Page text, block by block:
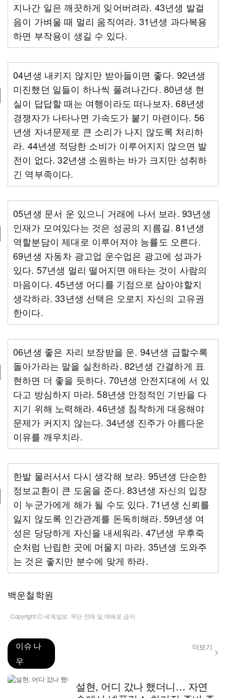
지나간 일은 깨끗하게 잊어버려라. 43년생 발걸
음이 가벼울 때 멀리 움직여라. 31년생 과다복용
하면 부작용이 생길 수 있다.
04년생 내키지 않지만 받아들이면 좋다. 92년생
미진했던 일들이 하나씩 풀려나간다. 80년생 현
실이 답답할 때는 여행이라도 떠나보자. 68년생
경쟁자가 나타나면 가속도가 붙기 마련이다. 56
년생 자녀문제로 큰 소리가 나지 않도록 처리하
라. 44년생 적당한 소비가 이루어지지 않으면 발
전이 없다. 32년생 소원하는 바가 크지만 성취하
긴 역부족이다.
05년생 문서 운 있으니 거래에 나서 보라. 93년생
인재가 모여있다는 것은 성공의 지름길. 81년생
역할분담이 제대로 이루어져야 능률도 오른다.
69년생 자동차 광고업 운수업은 광고에 성과가
있다. 57년생 멀리 떨어지면 애타는 것이 사람의
마음이다. 45년생 어디를 기점으로 삼아야할지
생각하라. 33년생 선택은 오로지 자신의 고유권
한이다.
06년생 좋은 자리 보장받을 운. 94년생 급할수록
돌아가라는 말을 실천하라. 82년생 간결하게 표
현하면 더 좋을 듯하다. 70년생 안전지대에 서 있
다고 방심하지 마라. 58년생 안정적인 기반을 다
지기 위해 노력해라. 46년생 침착하게 대응해야
문제가 커지지 않는다. 34년생 진주가 아름다운
이유를 깨우치라.
한발 물러서서 다시 생각해 보라. 95년생 단순한
정보교환이 큰 도움을 준다. 83년생 자신의 입장
이 누군가에게 해가 될 수도 있다. 71년생 신뢰를
잃지 않도록 인간관계를 돈독히해라. 59년생 여
성은 당당하게 자신을 내세워라. 47년생 우후죽
순처럼 난립한 곳에 머물지 마라. 35년생 도와주
는 것은 좋지만 분수에 맞게 하라.
백운철학원
Copyright ⓒ 세계일보. 무단 전재 및 재배포 금지
이슈 나
우
더보기
설현, 어디 갔나 했더니… 자연